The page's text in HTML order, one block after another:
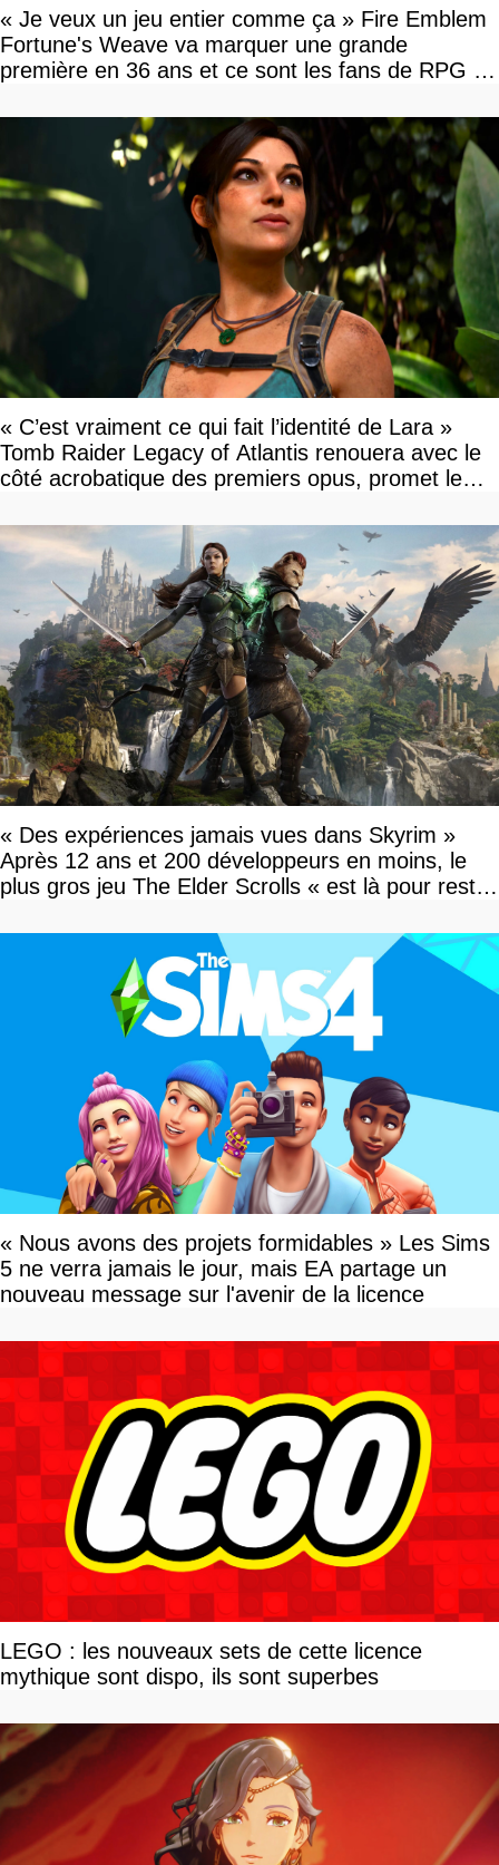
« Je veux un jeu entier comme ça » Fire Emblem
Fortune's Weave va marquer une grande
première en 36 ans et ce sont les fans de RPG en
« C’est vraiment ce qui fait l’identité de Lara »
Tomb Raider Legacy of Atlantis renouera avec le
côté acrobatique des premiers opus, promet le
« Des expériences jamais vues dans Skyrim »
Après 12 ans et 200 développeurs en moins, le
plus gros jeu The Elder Scrolls « est là pour rester
« Nous avons des projets formidables » Les Sims
5 ne verra jamais le jour, mais EA partage un
nouveau message sur l'avenir de la licence
LEGO : les nouveaux sets de cette licence
mythique sont dispo, ils sont superbes